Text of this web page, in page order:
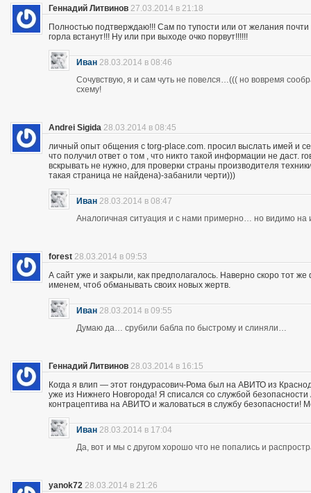
Геннадий Литвинов 27.03.2014 в 21:18
Полностью подтверждаю!!! Сам по тупости или от желания
горла встанут!!! Ну или при выходе очко порвут!!!!!!
Иван 28.03.2014 в 08:46
Сочувствую, я и сам чуть не повелся…((( но вовремя
схему!
Andrei Sigida 28.03.2014 в 08:45
личный опыт общения с torg-place.com. просил выслать имей и
что получил ответ о том , что никто такой информации не
вскрывать не нужно, для проверки страны производителя
такая страница не найдена)-забанили черти)))
Иван 28.03.2014 в 08:47
Аналогичная ситуация и с нами примерно… но видимо на
forest 28.03.2014 в 09:53
А сайт уже и закрыли, как предполагалось. Наверно скоро тот
именем, чтоб обманывать своих новых жертв.
Иван 28.03.2014 в 09:55
Думаю да… срубили бабла по быстрому и слиняли…
Геннадий Литвинов 28.03.2014 в 16:15
Когда я влип — этот гондурасович-Рома был на АВИТО из
уже из Нижнего Новгорода! Я списался со службой
контрацептива на АВИТО и жаловаться в службу безопасности!
Иван 28.03.2014 в 17:04
Да, вот и мы с другом хорошо что не попались и
yanok72 28.03.2014 в 21:26